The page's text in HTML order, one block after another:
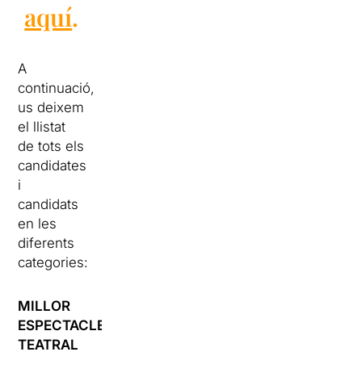
aquí.
A
continuació,
us deixem
el llistat
de tots els
candidates
i
candidats
en les
diferents
categories:
MILLOR
ESPECTACLE
TEATRAL